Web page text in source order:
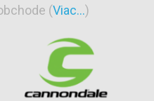
(Viac...)